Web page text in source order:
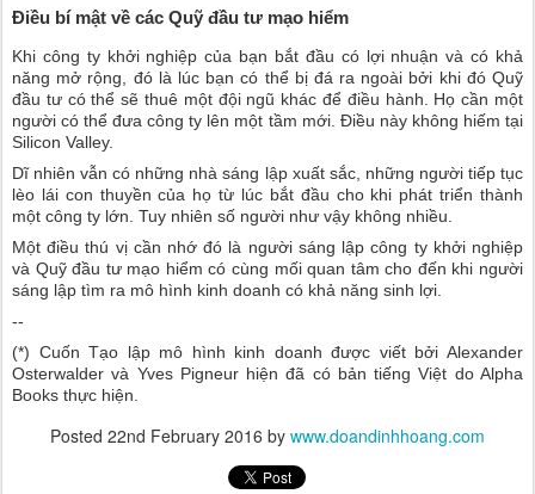
Điều bí mật về các Quỹ đầu tư mạo hiểm
Khi công ty khởi nghiệp của bạn bắt đầu có lợi nhuận và có khả
năng mở rộng, đó là lúc bạn có thể bị đá ra ngoài bởi khi đó Quỹ
đầu tư có thể sẽ thuê một đội ngũ khác để điều hành. Họ cần một
người có thể đưa công ty lên một tầm mới. Điều này không hiếm tại
Silicon Valley.
Dĩ nhiên vẫn có những nhà sáng lập xuất sắc, những người tiếp tục
lèo lái con thuyền của họ từ lúc bắt đầu cho khi phát triển thành
một công ty lớn. Tuy nhiên số người như vậy không nhiều.
Một điều thú vị cần nhớ đó là người sáng lập công ty khởi nghiệp
và Quỹ đầu tư mạo hiểm có cùng mối quan tâm cho đến khi người
sáng lập tìm ra mô hình kinh doanh có khả năng sinh lợi.
--
(*) Cuốn Tạo lập mô hình kinh doanh được viết bởi Alexander
Osterwalder và Yves Pigneur hiện đã có bản tiếng Việt do Alpha
Books thực hiện.
Posted 22nd February 2016 by www.doandinhhoang.com